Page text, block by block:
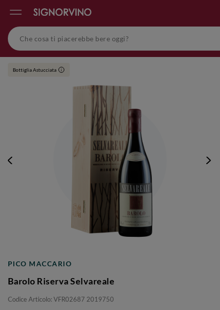
Bottiglia Astucciata i
PICO MACCARIO
Barolo Riserva Selvareale
Codice Articolo: VFR02687 2019750